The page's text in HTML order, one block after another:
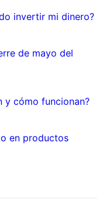
invertir mi dinero?
de mayo del
y cómo funcionan?
en productos